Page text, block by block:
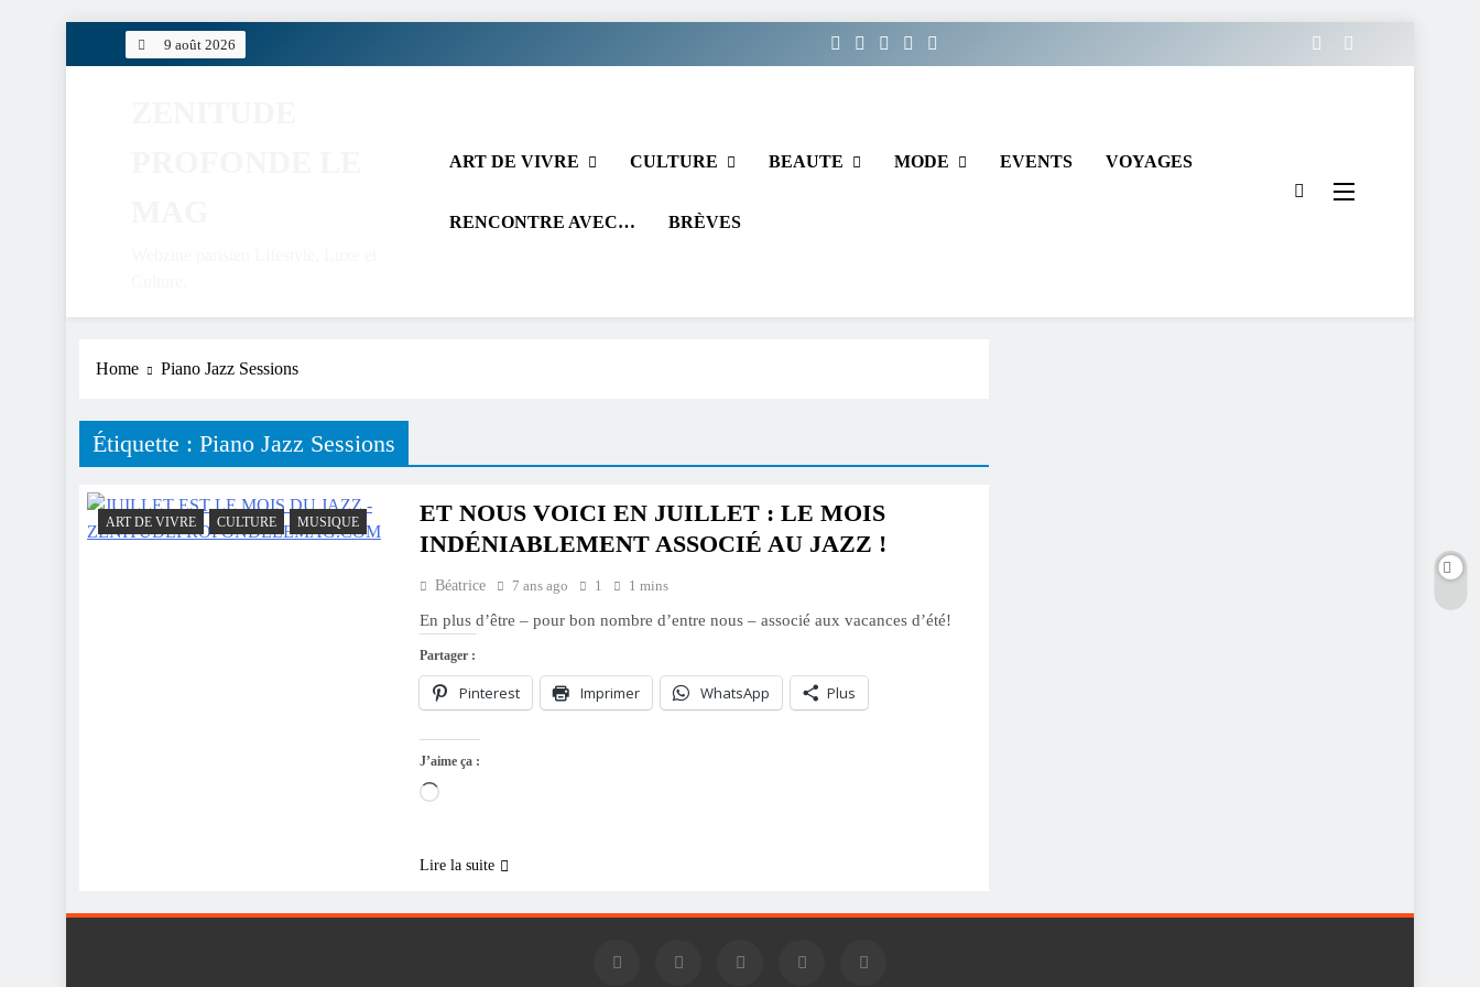
9 août 2026
ART DE VIVRE CULTURE BEAUTE MODE EVENTS VOYAGES
RENCONTRE AVEC… BRÈVES
Home Piano Jazz Sessions
Étiquette : Piano Jazz Sessions
ART DE VIVRE CULTURE MUSIQUE
ET NOUS VOICI EN JUILLET : LE MOIS
INDÉNIABLEMENT ASSOCIÉ AU JAZZ !
Béatrice 7 ans ago 1 1 mins
En plus d’être – pour bon nombre d’entre nous – associé aux vacances d’été!
Partager :
Pinterest Imprimer WhatsApp Plus
J’aime ça :
Chargement…
Lire la suite